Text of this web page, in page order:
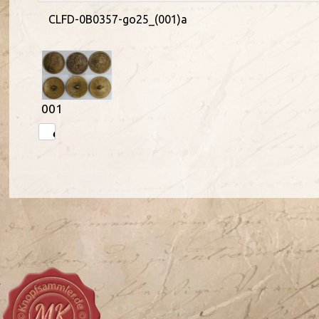
CLFD-0B0357-go25_(001)a
001